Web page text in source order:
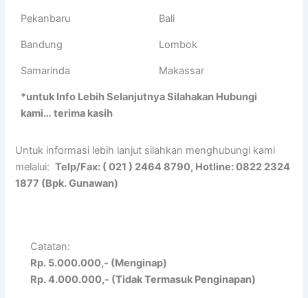
Pekanbaru Bali
Bandung Lombok
Samarinda Makassar
*untuk Info Lebih Selanjutnya Silahakan Hubungi
kami… terima kasih
Untuk informasi lebih lanjut silahkan menghubungi kami
melalui:Telp/Fax: ( 021 ) 2464 8790, Hotline: 0822 2324
1877 (Bpk. Gunawan)
Catatan:
Rp. 5.000.000,- (Menginap)
Rp. 4.000.000,- (Tidak Termasuk Penginapan)